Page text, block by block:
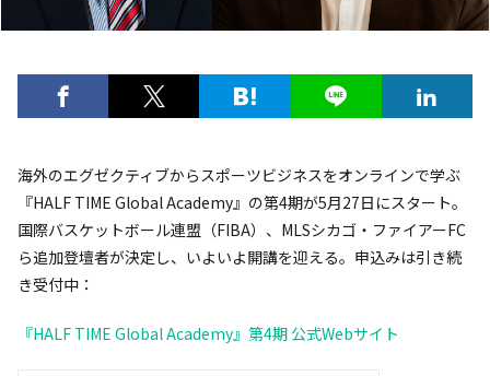
海外のエグゼクティブからスポーツビジネスをオンラインで学ぶ
『HALF TIME Global Academy』の第4期が5月27日にスタート。
国際バスケットボール連盟（FIBA）、MLSシカゴ・ファイアーFC
ら追加登壇者が決定し、いよいよ開講を迎える。申込みは引き続
き受付中：
『HALF TIME Global Academy』第4期 公式Webサイト